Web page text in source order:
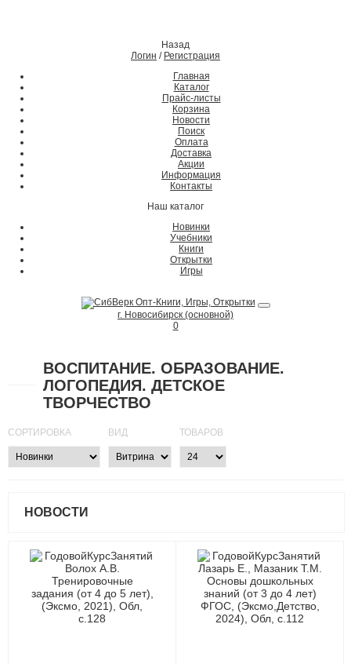
Назад
Логин / Регистрация
Главная
Каталог
Прайс-листы
Корзина
Новости
Поиск
Оплата
Доставка
Акции
Информация
Контакты
Наш каталог
Новинки
Учебники
Книги
Открытки
Игры
г. Новосибирск (основной)
0
ВОСПИТАНИЕ. ОБРАЗОВАНИЕ.
ЛОГОПЕДИЯ. ДЕТСКОЕ
ТВОРЧЕСТВО
СОРТИРОВКА ВИД ТОВАРОВ
НОВОСТИ